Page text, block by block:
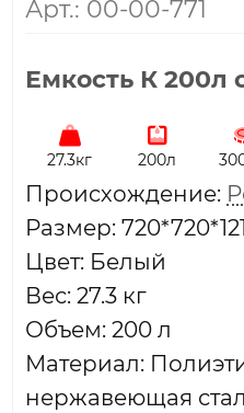
Арт.: 00-00-771
Емкость К 200л
27.3кг 200л
Проиcхождение:
Размер:
Цвет: Белый
Вес: 27.3 кг
Объем: 200 л
Материал:
нержавеющая